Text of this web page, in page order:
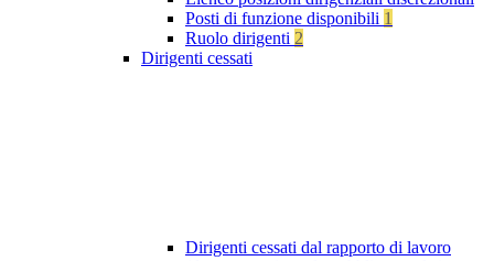
Posti di funzione disponibili 1
Ruolo dirigenti 2
Dirigenti cessati
Dirigenti cessati dal rapporto di lavoro